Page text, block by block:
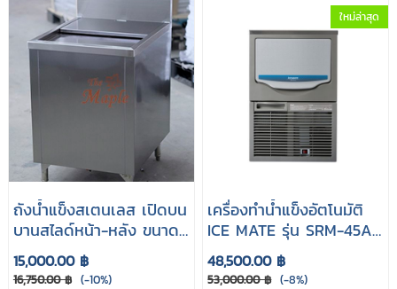
ถังน้ำแข็งสเตนเลส เปิดบน
บานสไลด์หน้า-หลัง ขนาด
60x75x85 cm.
15,000.00 ฿
16,750.00 ฿ (-10%)
ใหม่ล่าสุด
เครื่องทำน้ำแข็งอัตโนมัติ
ICE MATE รุ่น SRM-45A
(Full Cube cap 41kg.)
48,500.00 ฿
53,000.00 ฿ (-8%)